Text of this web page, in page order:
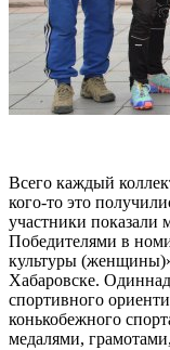
Всего каждый
кого-то это
участники показали
Победителями в
культуры
Хабаровске.
спортивного
конькобежного
медалями,